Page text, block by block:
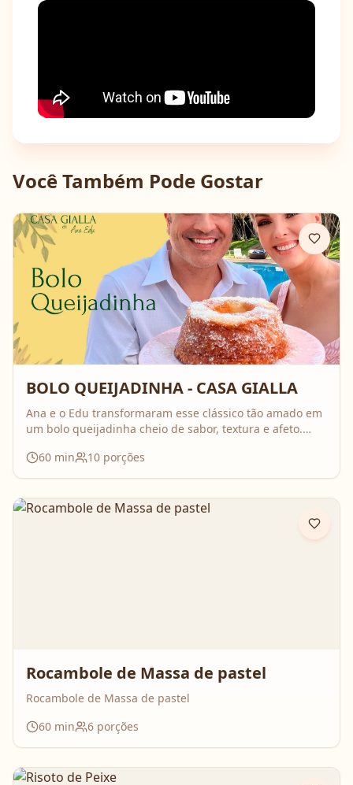
Você Também Pode Gostar
BOLO QUEIJADINHA - CASA GIALLA
Ana e o Edu transformaram esse clássico tão amado em
um bolo queijadinha cheio de sabor, textura e afeto.
que surpreende no resultado e perfuma a casa inteira
enquanto assa. Aperte o play, acompanhe o passo a
impossível de resistir 💛
60 min 10 porções
Rocambole de Massa de pastel
Rocambole de Massa de pastel
60 min 6 porções